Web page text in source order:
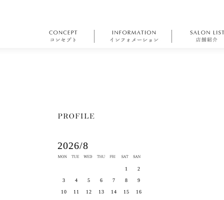
2026/8
1 2
3 4 5 6 7 8 9
10 11 12 13 14 15 16